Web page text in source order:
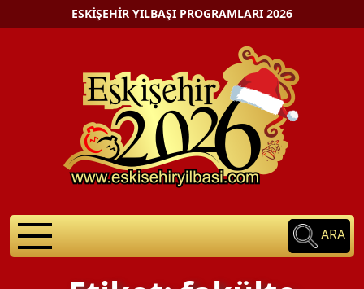
ESKIŞEHIR YILBAŞI PROGRAMLARI 2026
ARA